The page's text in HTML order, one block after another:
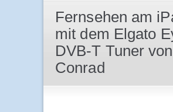
Fernsehen am
mit dem Elgato
DVB-T Tuner von
Conrad